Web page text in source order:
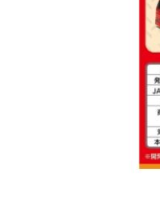
よくあ
ご利用
06-